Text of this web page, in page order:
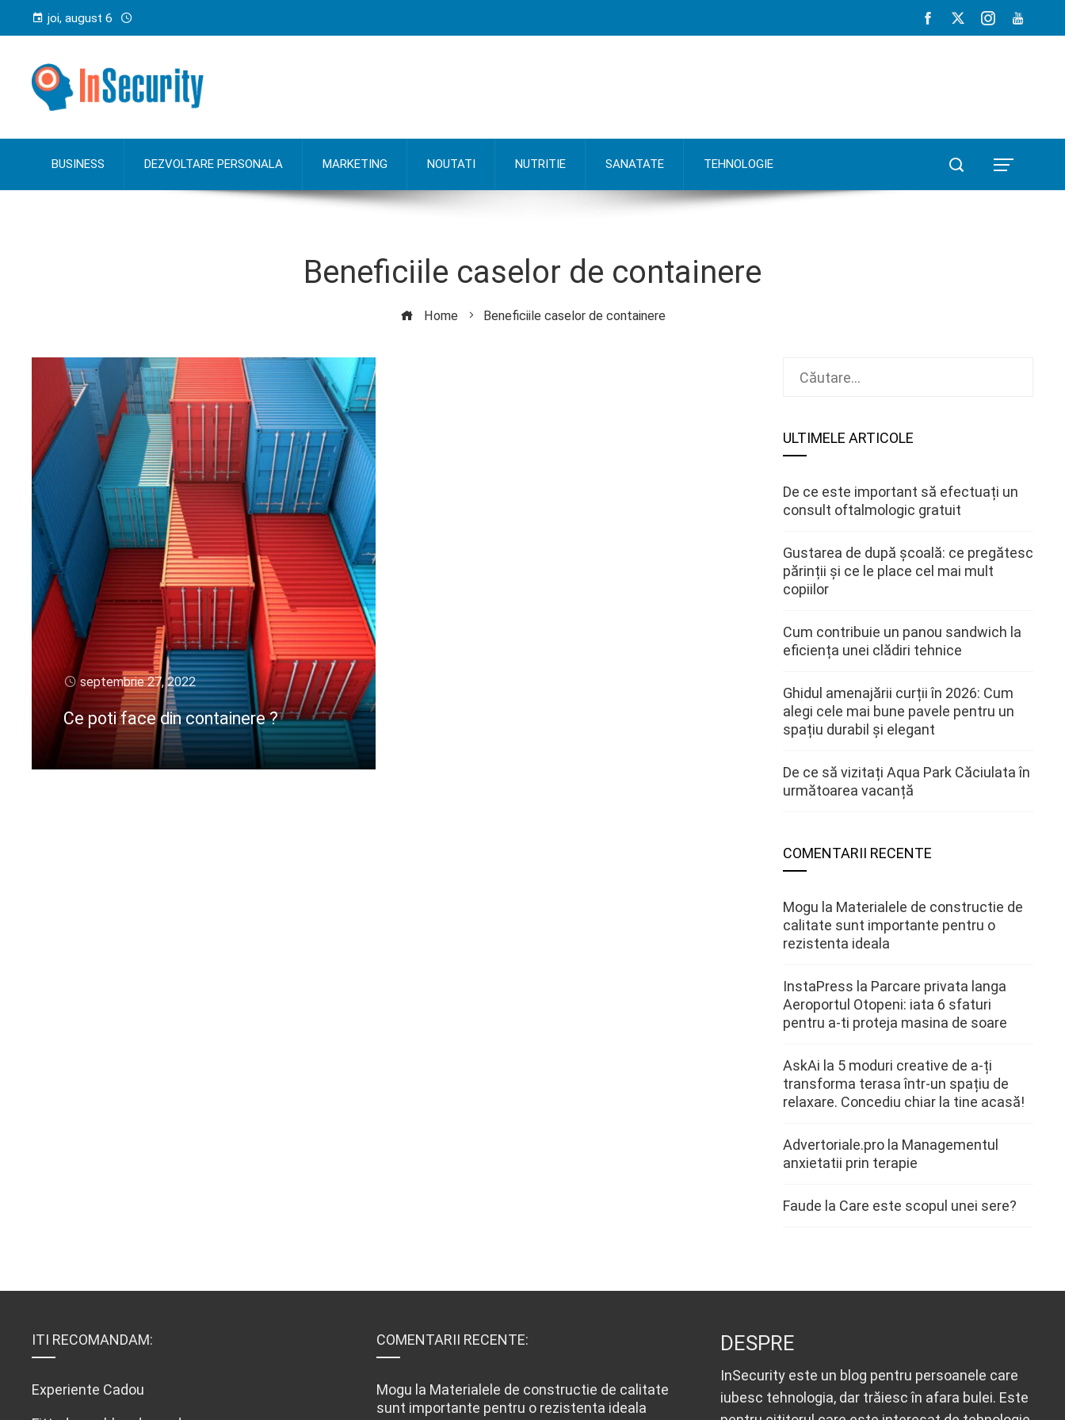
joi, august 6
BUSINESS DEZVOLTARE PERSONALA MARKETING NOUTATI NUTRITIE SANATATE TEHNOLOGIE
Beneficiile caselor de containere
Home Beneficiile caselor de containere
septembrie 27, 2022
Ce poti face din containere ?
CIteste mai departe
ULTIMELE ARTICOLE
De ce este important să efectuați un
consult oftalmologic gratuit
Gustarea de după școală: ce pregătesc
părinții și ce le place cel mai mult
copiilor
Cum contribuie un panou sandwich la
eficiența unei clădiri tehnice
Ghidul amenajării curții în 2026: Cum
alegi cele mai bune pavele pentru un
spațiu durabil și elegant
De ce să vizitați Aqua Park Căciulata în
următoarea vacanță
COMENTARII RECENTE
Mogu la Materialele de constructie de
calitate sunt importante pentru o
rezistenta ideala
InstaPress la Parcare privata langa
Aeroportul Otopeni: iata 6 sfaturi
pentru a-ti proteja masina de soare
AskAi la 5 moduri creative de a-ți
transforma terasa într-un spațiu de
relaxare. Concediu chiar la tine acasă!
Advertoriale.pro la Managementul
anxietatii prin terapie
Faude la Care este scopul unei sere?
ITI RECOMANDAM:
Experiente Cadou
COMENTARII RECENTE:
Mogu la Materialele de constructie de calitate
sunt importante pentru o rezistenta ideala
DESPRE
InSecurity este un blog pentru persoanele care
iubesc tehnologia, dar trăiesc în afara bulei. Este